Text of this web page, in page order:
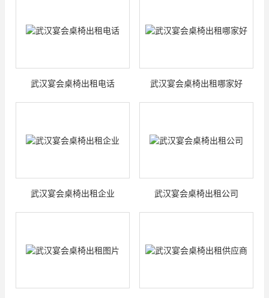
武汉宴会桌椅出租电话 武汉宴会桌椅出租哪家好
武汉宴会桌椅出租企业 武汉宴会桌椅出租公司